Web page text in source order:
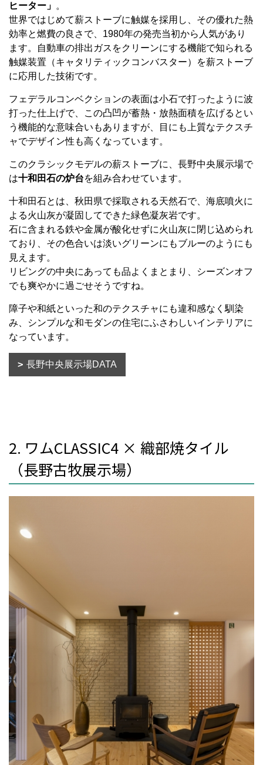
ヒーター」 。
世界ではじめて薪ストーブに触媒を採用し、その優れた熱
効率と燃費の良さで、1980年の発売当初から人気があり
ます。自動車の排出ガスをクリーンにする機能で知られる
触媒装置（キャタリティックコンバスター）を薪ストーブ
に応用した技術です。
フェデラルコンベクションの表面は小石で打ったように波
打った仕上げで、この凸凹が蓄熱・放熱面積を広げるとい
う機能的な意味合いもありますが、目にも上質なテクスチ
ャでデザイン性も高くなっています。
このクラシックモデルの薪ストーブに、長野中央展示場で
は十和田石の炉台を組み合わせています。
十和田石とは、秋田県で採取される天然石で、海底噴火に
よる火山灰が凝固してできた緑色凝灰岩です。
石に含まれる鉄や金属が酸化せずに火山灰に閉じ込められ
ており、その色合いは淡いグリーンにもブルーのようにも
見えます。
リビングの中央にあっても品よくまとまり、シーズンオフ
でも爽やかに過ごせそうですね。
障子や和紙といった和のテクスチャにも違和感なく馴染
み、シンプルな和モダンの住宅にふさわしいインテリアに
なっています。
長野中央展示場DATA
2. ワムCLASSIC4 × 織部焼タイル
（長野古牧展示場）